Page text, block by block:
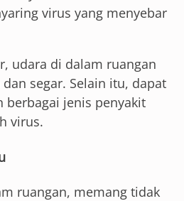
virus yang menyebar
udara di dalam ruangan
segar. Selain itu, dapat
berbagai jenis penyakit
virus.
ruangan, memang tidak